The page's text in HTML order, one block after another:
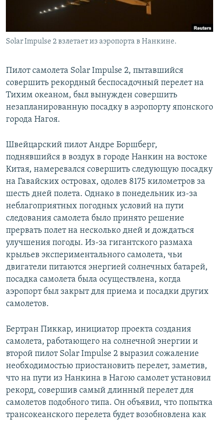
Solar Impulse 2 взлетает из аэропорта в Нанкине.
Пилот самолета Solar Impulse 2, пытавшийся
совершить рекордный беспосадочный перелет на
Тихим океаном, был вынужден совершить
незапланированную посадку в аэропорту японского
города Нагоя.
Швейцарский пилот Андре Боршберг,
поднявшийся в воздух в городе Нанкин на востоке
Китая, намеревался совершить следующую посадку
на Гавайских островах, одолев 8175 километров за
шесть дней полета. Однако в понедельник из-за
неблагоприятных погодных условий на пути
следования самолета было принято решение
прервать полет на несколько дней и дождаться
улучшения погоды. Из-за гигантского размаха
крыльев экспериментального самолета, чьи
двигатели питаются энергией солнечных батарей,
посадка самолета была осуществлена, когда
аэропорт был закрыт для приема и посадки других
самолетов.
Бертран Пиккар, инициатор проекта создания
самолета, работающего на солнечной энергии и
второй пилот Solar Impulse 2 выразил сожаление
необходимостью приостановить перелет, заметив,
что на пути из Нанкина в Нагою самолет установил
рекорд, совершив самый длинный перелет для
самолетов подобного типа. Он объявил, что попытка
трансокеанского перелета будет возобновлена как